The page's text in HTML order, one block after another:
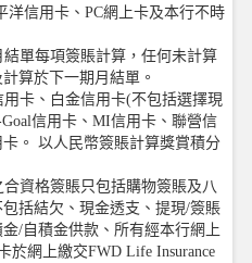
信用卡、PC網上卡及本行不時
單每項簽賬計算，任何未計算
算於下一期月結單。
卡、白金信用卡(不包括選擇現
信用卡、MI信用卡、聯營信
。 以人民幣簽賬計算獎賞積分
資格簽賬只包括購物簽賬及八
括結欠、現金透支、提現/簽賬
/自積金供款、所有經本行網上
於網上繳交FWD Life Insurance